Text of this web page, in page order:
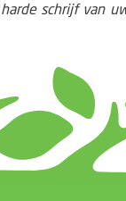
schrijf van